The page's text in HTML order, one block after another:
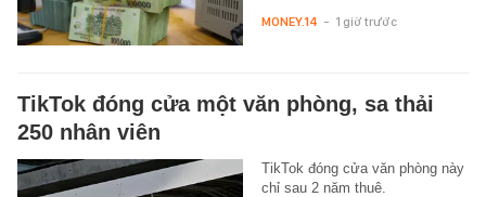
MONEY.14 - 1 giờ trước
TikTok đóng cửa một văn phòng, sa thải
250 nhân viên
TikTok đóng cửa văn phòng này
chỉ sau 2 năm thuê.